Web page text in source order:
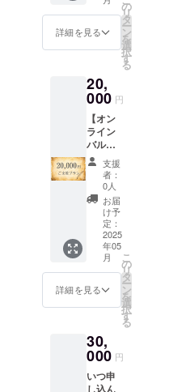
教室：
待」 ・
実施概
分×２回
・有効
期限：
2025年
以内 ・
受講方
法：オ
ンライ
※LINE
のオー
プン
チャッ
ト：
zoomの
「海賊
タロウ
て配信
いたし
ます
を、計2
回開催
させて
ご希望
があれ
ば少し
難易度
が高い
バルー
ンアー
トに
チャレ
ンジい
ただく
ことが
できま
す。 ※
バルー
ンアー
トで使
せてい
ただく
ので、
ご住所
の講演
アーカ
イブ動
画を
シーク
配信
「初心
者でも
出来る
バルー
ンアー
ト教室
にご招
待（オ
ンライ
ン）」
を、計3
回開催
させて
いただ
きます
ので、
難易度
が高い
バルー
ンアー
詳細を見る
の
リ
タ
ー
ン
を
選
択
す
る
20,
000 円
【オン
ライン
バルー
ンアー
ト教室
に3カ月
ご招待
＆ご支
援くだ
さった
方のお
名前を
当日ご
紹介】
・お礼
のお手
日の講
演アー
カイブ
動画を
支援
者：
0人
お届
け予
定：
2025
年05
月
詳細を見る
こ
の
リ
タ
ー
ン
を
選
択
す
る
30,
000 円
いつ申
し込ん